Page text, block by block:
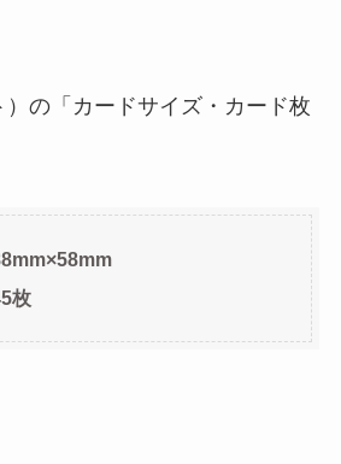
の「カードサイズ・カード枚
枚